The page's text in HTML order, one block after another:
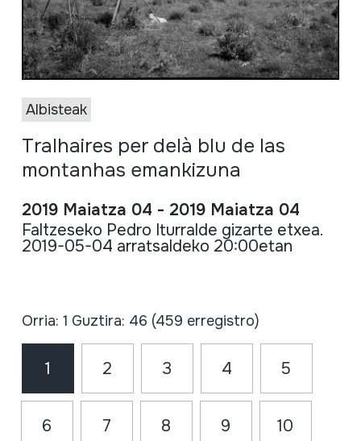
Albisteak
Tralhaires per delà blu de las
montanhas emankizuna
2019 Maiatza 04 - 2019 Maiatza 04
Faltzeseko Pedro Iturralde gizarte etxea.
2019-05-04 arratsaldeko 20:00etan
Orria: 1 Guztira: 46 (459 erregistro)
1 2 3 4 5
6 7 8 9 10